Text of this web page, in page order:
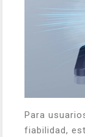
Para
fiabilidad,